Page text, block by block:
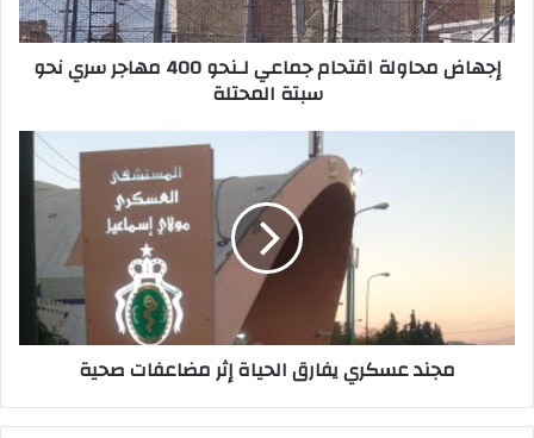
سري
نحو
سبتة
إجهاض محاولة اقتحام جماعي لـنحو 400 مهاجر سري نحو
سبتة المحتلة
مجند
عسكري
يفارق
الحياة
مضاعفات
صحية
مجند عسكري يفارق الحياة إثر مضاعفات صحية